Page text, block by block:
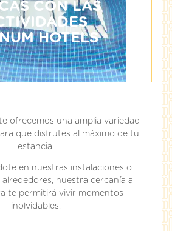
CON LAS
HOTELS
ofrecemos una amplia variedad
que disfrutes al máximo de tu
estancia.
en nuestras instalaciones o
nuestra cercanía a
te permitirá vivir momentos
inolvidables.